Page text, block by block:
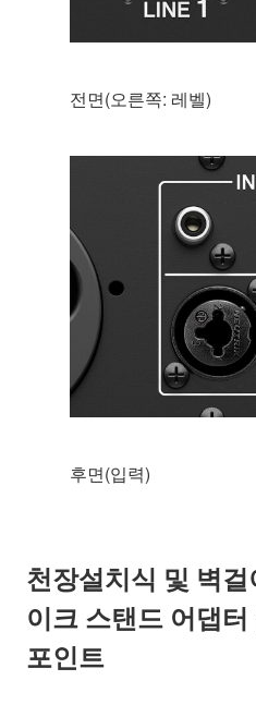
전면(오른쪽: 레벨)
후면(입력)
천장설치식 및 벽
이크 스탠드 어댑
포인트